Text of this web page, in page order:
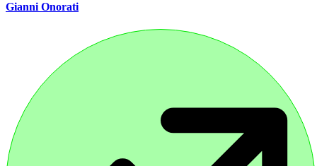
Gianni Onorati